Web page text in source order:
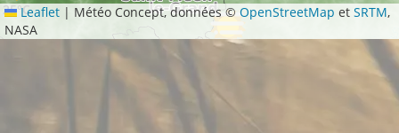
25°CLeaflet | Météo Concept, données ©OpenStreetMap etSRTM,
NASA